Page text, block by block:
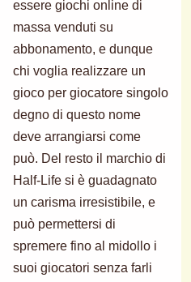
essere giochi online di
massa venduti su
abbonamento, e dunque
chi voglia realizzare un
gioco per giocatore singolo
degno di questo nome
deve arrangiarsi come
può. Del resto il marchio di
Half-Life si è guadagnato
un carisma irresistibile, e
può permettersi di
spremere fino al midollo i
suoi giocatori senza farli